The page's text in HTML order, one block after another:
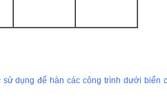
dụng để hàn các công trình dưới biển